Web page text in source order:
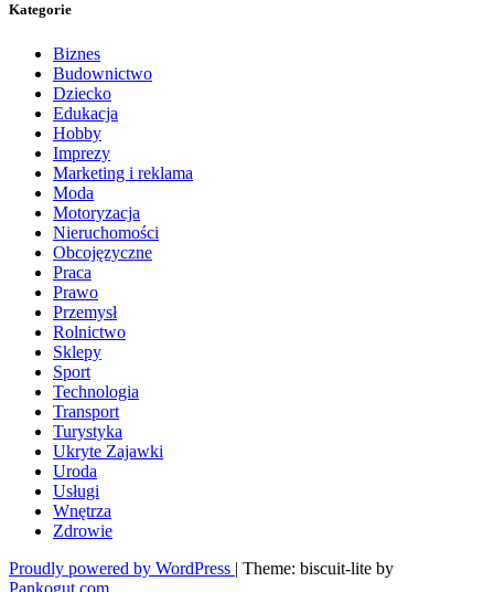
Kategorie
Biznes
Budownictwo
Dziecko
Edukacja
Hobby
Imprezy
Marketing i reklama
Moda
Motoryzacja
Nieruchomości
Obcojęzyczne
Praca
Prawo
Przemysł
Rolnictwo
Sklepy
Sport
Technologia
Transport
Turystyka
Ukryte Zajawki
Uroda
Usługi
Wnętrza
Zdrowie
Proudly powered by WordPress | Theme: biscuit-lite by
Pankogut.com